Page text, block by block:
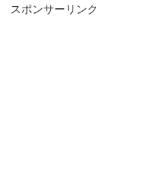
スポンサーリンク